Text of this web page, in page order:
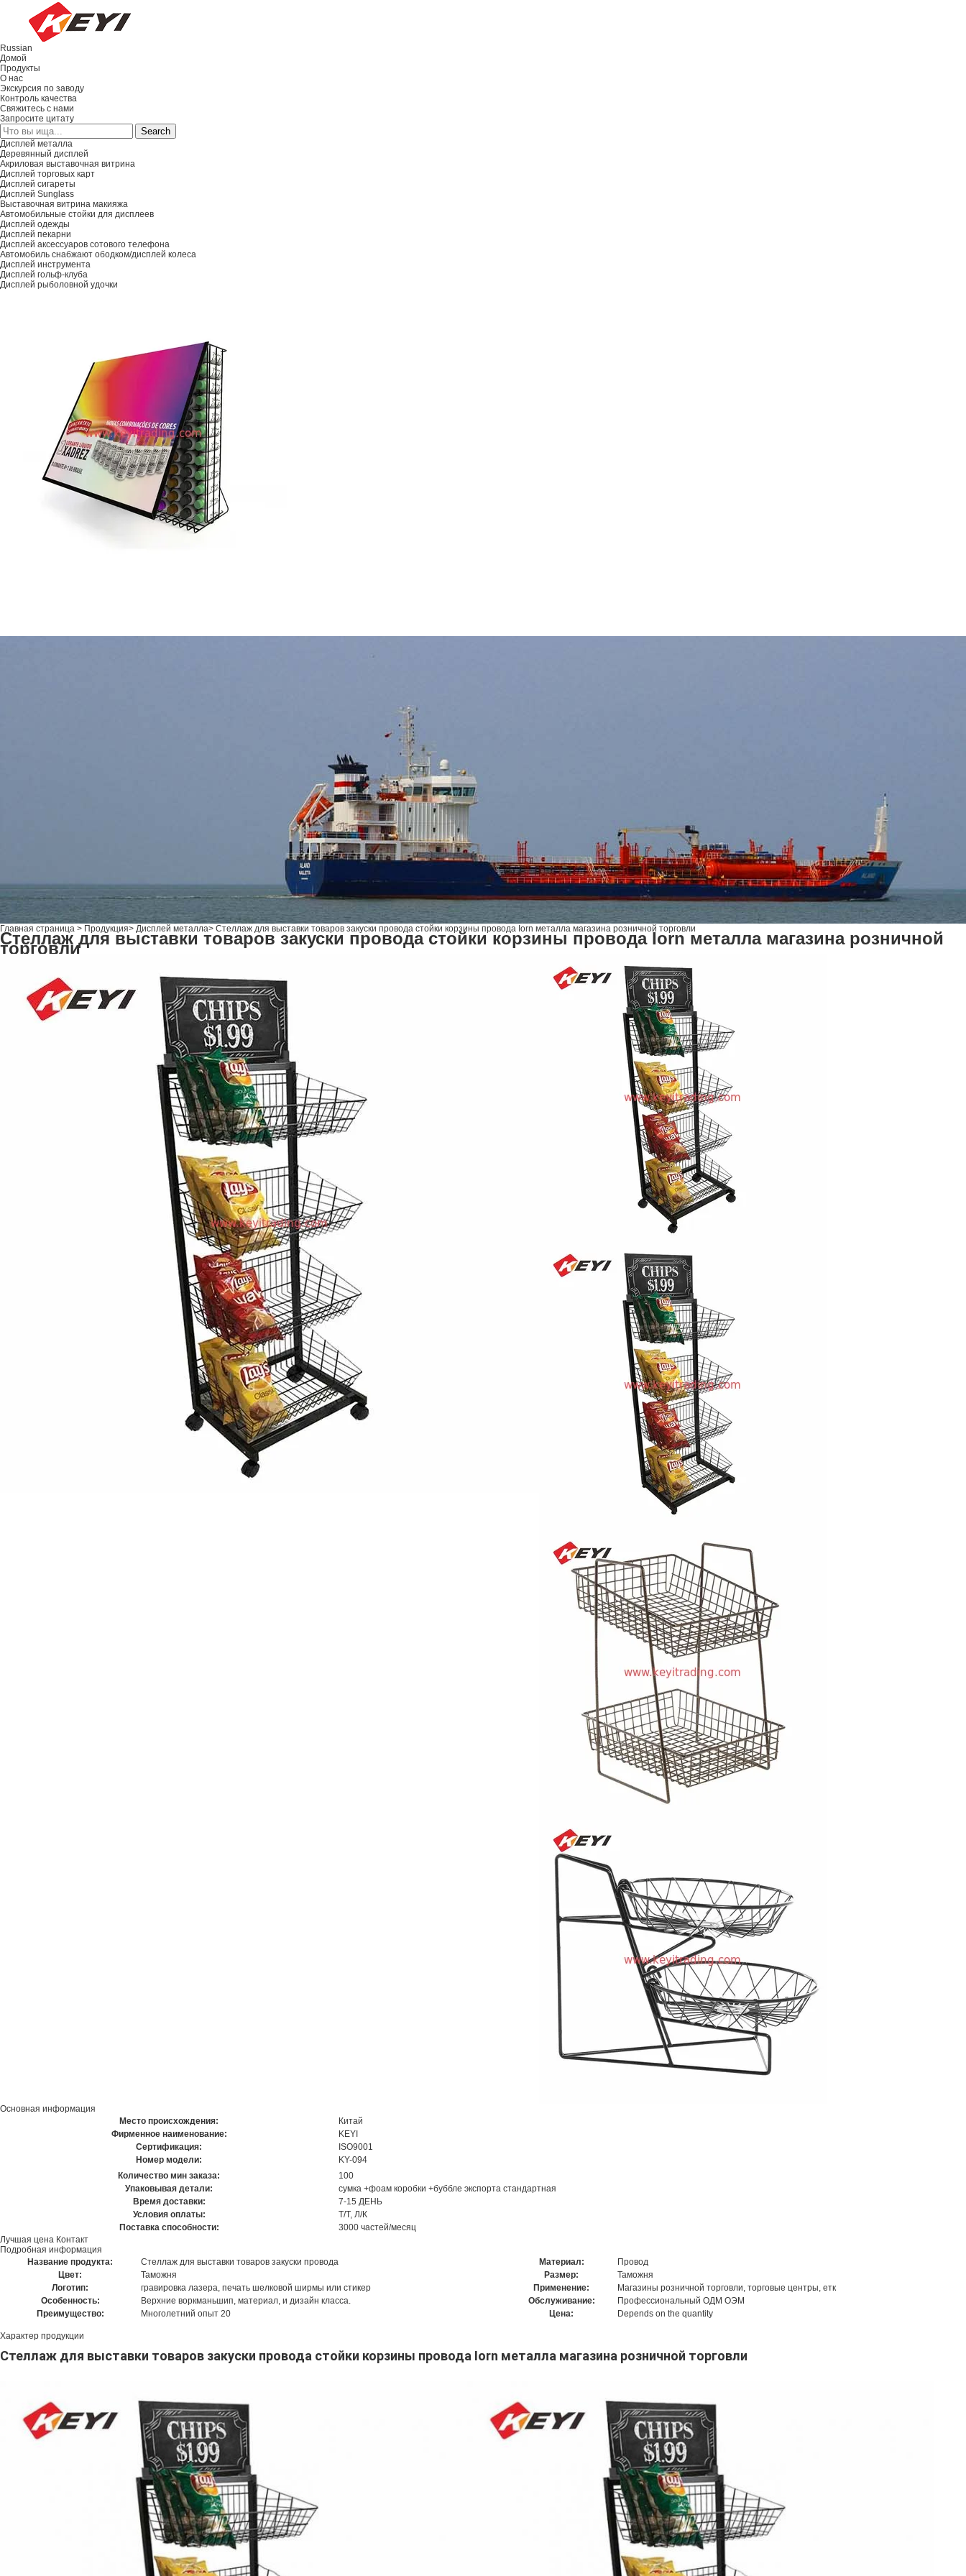
Russian
Домой
Продукты
О нас
Экскурсия по заводу
Контроль качества
Свяжитесь с нами
Запросите цитату
Дисплей металла
Деревянный дисплей
Акриловая выставочная витрина
Дисплей торговых карт
Дисплей сигареты
Дисплей Sunglass
Выставочная витрина макияжа
Автомобильные стойки для дисплеев
Дисплей одежды
Дисплей пекарни
Дисплей аксессуаров сотового телефона
Автомобиль снабжают ободком/дисплей колеса
Дисплей инструмента
Дисплей гольф-клуба
Дисплей рыболовной удочки
Главная страница > Продукция> Дисплей металла> Стеллаж для выставки товаров закуски провода стойки корзины провода Iorn металла магазина розничной торговли
Стеллаж для выставки товаров закуски провода стойки корзины провода Iorn металла магазина розничной
торговли
Основная информация
Место происхождения:
Китай
Фирменное наименование:
KEYI
Сертификация:
ISO9001
Номер модели:
KY-094
Количество мин заказа:
100
Упаковывая детали:
сумка +фоам коробки +буббле экспорта стандартная
Время доставки:
7-15 ДЕНЬ
Условия оплаты:
Т/Т, Л/К
Поставка способности:
3000 частей/месяц
Лучшая цена Контакт
Подробная информация
Название продукта:
Стеллаж для выставки товаров закуски провода Материал:
Провод
Цвет:
Таможня Размер:
Таможня
Логотип:
гравировка лазера, печать шелковой ширмы или стикер Применение:
Магазины розничной торговли, торговые центры, етк
Особенность:
Верхние воркманьшип, материал, и дизайн класса. Обслуживание:
Профессиональный ОДМ ОЭМ
Преимущество:
Многолетний опыт 20 Цена: Depends on the quantity
Характер продукции
Стеллаж для выставки товаров закуски провода стойки корзины провода Iorn металла магазина розничной торговли